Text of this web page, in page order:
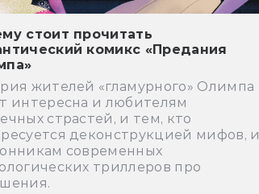
стоит прочитать
комикс «Предания
жителей «гламурного» Олимпа
интересна и любителям
страстей, и тем, кто
деконструкцией мифов, и
современных
триллеров про